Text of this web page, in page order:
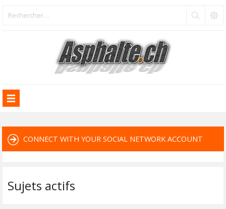
CONNECT WITH YOUR SOCIAL NETWORK ACCOUNT
Sujets actifs